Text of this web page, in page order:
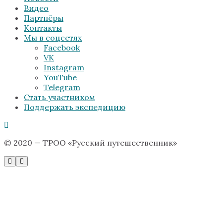
Видео
Партнёры
Контакты
Мы в соцсетях
Facebook
VK
Instagram
YouTube
Telegram
Стать участником
Поддержать экспедицию
© 2020 — ТРОО «Русский путешественник»